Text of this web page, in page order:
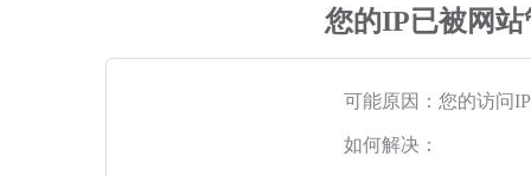
您的IP已被网
可能原因：您的访问
如何解决：